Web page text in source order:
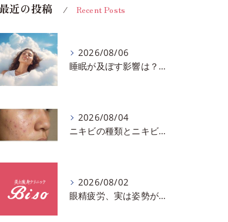
最近の投稿 Recent Posts
2026/08/06
睡眠が及ぼす影響は？千葉市おすすめメニュー全身リンパマッサージで全身スッキリ♪
2026/08/04
ニキビの種類とニキビを作らないスキンケア方法♪千葉市中央区フェイシャルエステサロン
2026/08/02
眼精疲労、実は姿勢が原因かも?駅近おすすめメニュー全身リンパマッサージで全身スッキリ♪